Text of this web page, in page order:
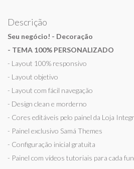
Descrição
Seu negócio! - Decoração
- TEMA 100% PERSONALIZADO
- Layout 100% responsivo
- Layout objetivo
- Layout com fácil navegação
- Design clean e morderno
- Cores editáveis pelo painel da Loja
- Painel exclusivo Samá Themes
- Configuração inicial gratuita
- Painel com vídeos tutoriais para cada